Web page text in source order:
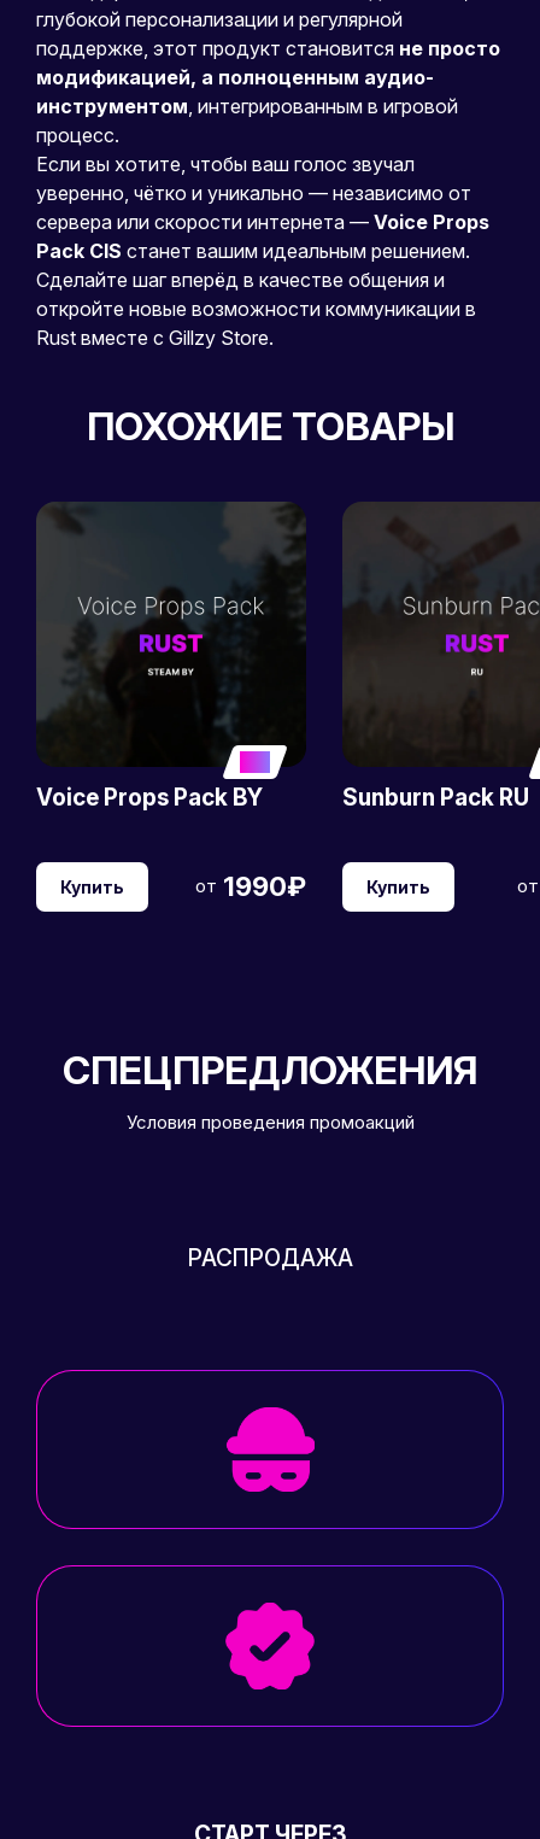
глубокой персонализации и регулярной
поддержке, этот продукт становится не просто
модификацией, а полноценным аудио-
инструментом , интегрированным в игровой
процесс.
Если вы хотите, чтобы ваш голос звучал
уверенно, чётко и уникально — независимо от
сервера или скорости интернета — Voice Props
Pack CIS станет вашим идеальным решением.
Сделайте шаг вперёд в качестве общения и
откройте новые возможности коммуникации в
Rust вместе с Gillzy Store.
ПОХОЖИЕ ТОВАРЫ
Voice Props Pack BY
Купить от 1990₽
Sunburn Pack RU
Купить от
СПЕЦПРЕДЛОЖЕНИЯ
Условия проведения промоакций
РАСПРОДАЖА